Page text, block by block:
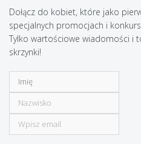
Dołącz do kobiet, które jako
specjalnych promocjach i
Tylko wartościowe wiadomości i
skrzynki!